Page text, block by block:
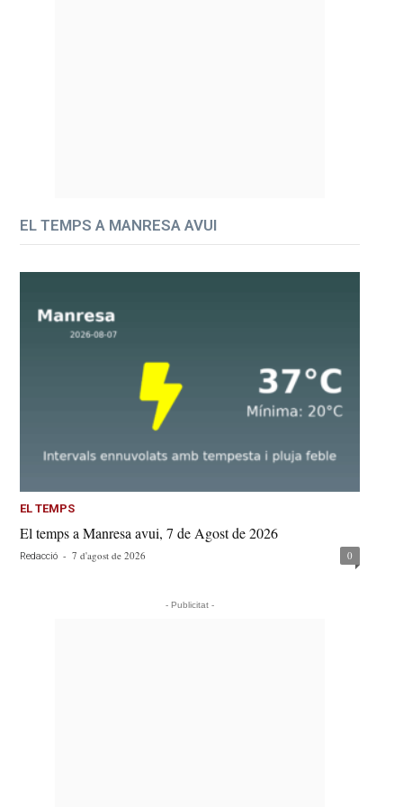
EL TEMPS A MANRESA AVUI
EL TEMPS
El temps a Manresa avui, 7 de Agost de 2026
Redacció - 7 d'agost de 2026 0
- Publicitat -